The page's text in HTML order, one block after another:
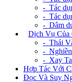
- Tác
- Tác
- Dâm
Dịch Vụ Của
- Thái
-
- Xay
Hợp Tác Với
Đọc Và Suy